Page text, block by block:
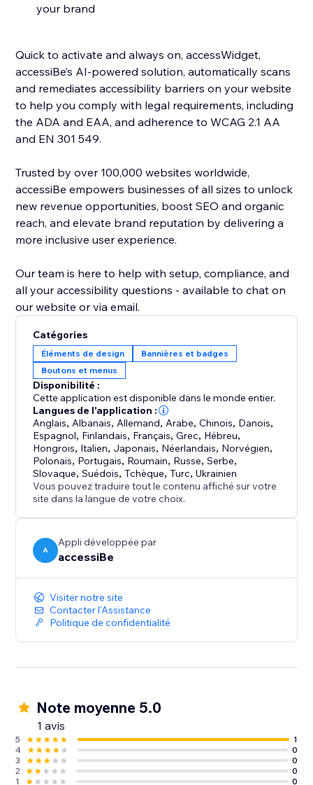
your brand
Quick to activate and always on, accessWidget,
accessiBe’s AI-powered solution, automatically scans
and remediates accessibility barriers on your website
to help you comply with legal requirements, including
the ADA and EAA, and adherence to WCAG 2.1 AA
and EN 301 549.
Trusted by over 100,000 websites worldwide,
accessiBe empowers businesses of all sizes to unlock
new revenue opportunities, boost SEO and organic
reach, and elevate brand reputation by delivering a
more inclusive user experience.
Our team is here to help with setup, compliance, and
all your accessibility questions - available to chat on
our website or via email.
Catégories
Éléments de design
Bannières et badges
Boutons et menus
Disponibilité :
Cette application est disponible dans le monde entier.
Langues de l'application :
Anglais, Albanais, Allemand, Arabe,Chinois, Danois,
Espagnol, Finlandais, Français,Grec, Hébreu,
Hongrois, Italien, Japonais, Néerlandais, Norvégien,
Polonais, Portugais, Roumain, Russe,Serbe,
Slovaque,Suédois,Tchèque,Turc,Ukrainien
Vous pouvez traduire tout le contenu affiché sur votre
site dans la langue de votre choix.
A
Appli développée par
accessiBe
Visiter notre site
Contacter l'Assistance
Politique de confidentialité
Note moyenne 5.0
1 avis
5
1
4
0
3
0
2
0
1
0